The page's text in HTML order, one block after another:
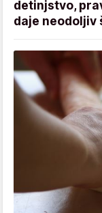
detinjstvo,
daje neodoljiv